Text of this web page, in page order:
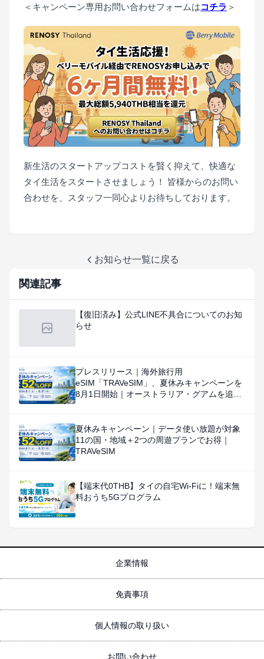
＜キャンペーン専用お問い合わせフォームはコチラ ＞
新生活のスタートアップコストを賢く抑えて、快適な
タイ生活をスタートさせましょう！ 皆様からのお問い
合わせを、スタッフ一同心よりお待ちしております。
お知らせ一覧に戻る
関連記事
【復旧済み】公式LINE不具合についてのお知
らせ
プレスリリース｜海外旅行用
eSIM「TRAVeSIM」、夏休みキャンペーンを
8月1日開始｜オーストラリア・グアムを追
夏休みキャンペーン｜データ使い放題が対象
11の国・地域＋2つの周遊プランでお得｜
TRAVeSIM
【端末代0THB】タイの自宅Wi-Fiに！端末無
料おうち5Gプログラム
企業情報
免責事項
個人情報の取り扱い
お問い合わせ